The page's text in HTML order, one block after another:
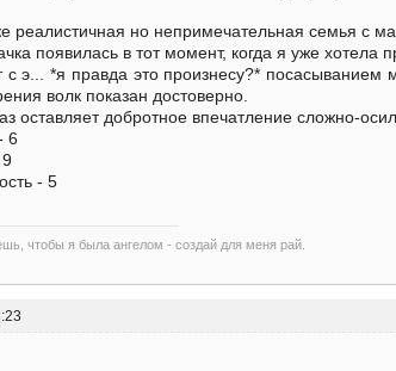
реалистичная но непримечательная семья с
появилась в тот момент, когда я уже хотела
э... *я правда это произнесу?*
волк показан достоверно.
оставляет добротное впечатление сложно-
6
- 5
чтобы я была ангелом - создай для меня рай.